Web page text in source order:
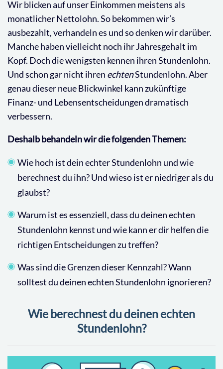
Wir blicken auf unser Einkommen meistens als
monatlicher Nettolohn. So bekommen wir’s
ausbezahlt, verhandeln es und so denken wir darüber.
Manche haben vielleicht noch ihr Jahresgehalt im
Kopf. Doch die wenigsten kennen ihren Stundenlohn.
Und schon gar nicht ihren echtenStundenlohn. Aber
genau dieser neue Blickwinkel kann zukünftige
Finanz- und Lebensentscheidungen dramatisch
verbessern.
Deshalb behandeln wir die folgenden Themen:
Wie hoch ist dein echter Stundenlohn und wie
berechnest du ihn? Und wieso ist er niedriger als du
glaubst?
Warum ist es essenziell, dass du deinen echten
Stundenlohn kennst und wie kann er dir helfen die
richtigen Entscheidungen zu treffen?
Was sind die Grenzen dieser Kennzahl? Wann
solltest du deinen echten Stundenlohn ignorieren?
Wie berechnest du deinen echten
Stundenlohn?